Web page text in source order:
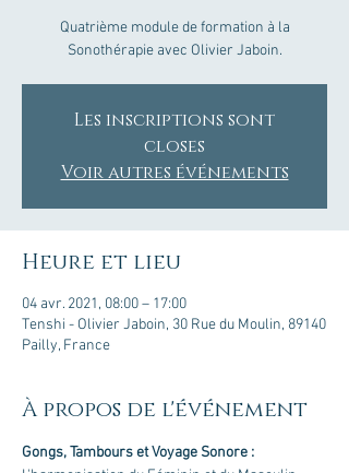
Quatrième module de formation à la
Sonothérapie avec Olivier Jaboin.
Les inscriptions sont
closes
Voir autres événements
Heure et lieu
04 avr. 2021, 08:00 – 17:00
Tenshi - Olivier Jaboin, 30 Rue du Moulin, 89140
Pailly, France
À propos de l'événement
Gongs, Tambours et Voyage Sonore :